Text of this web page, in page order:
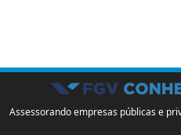
Assessorando empresas públicas e